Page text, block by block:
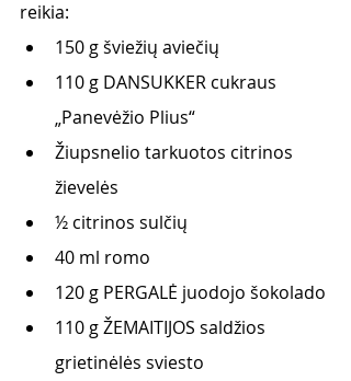
reikia:
150 g šviežių aviečių
110 g DANSUKKER cukraus
„Panevėžio Plius“
Žiupsnelio tarkuotos citrinos
žievelės
½ citrinos sulčių
40 ml romo
120 g PERGALĖ juodojo šokolado
110 g ŽEMAITIJOS saldžios
grietinėlės sviesto